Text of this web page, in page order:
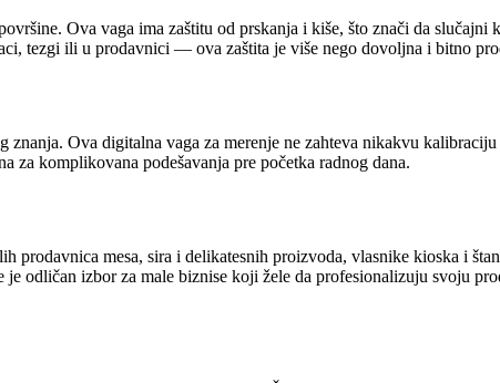
Ova vaga ima zaštitu od prskanja i kiše, što znači da slučajni
tezgi ili u prodavnici — ova zaštita je više nego dovoljna i bitno
Ova digitalna vaga za merenje ne zahteva nikakvu
za komplikovana podešavanja pre početka radnog dana.
mesa, sira i delikatesnih proizvoda, vlasnike kioska i
odličan izbor za male biznise koji žele da profesionalizuju svoju